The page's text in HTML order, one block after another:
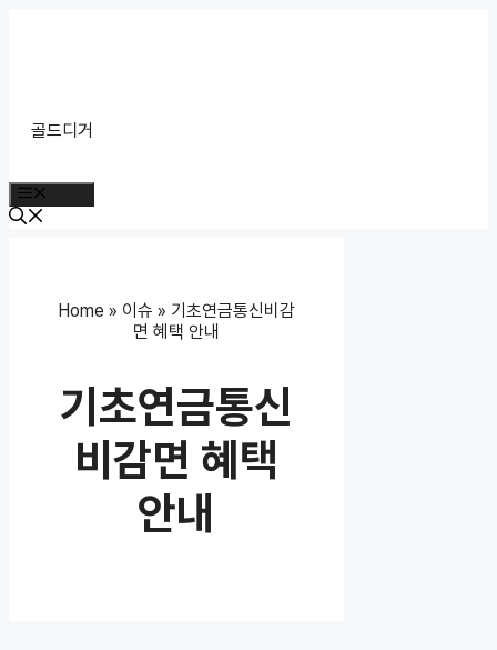
골드디거
Home » 이슈 » 기초연금통신비감
면 혜택 안내
기초연금통신
비감면 혜택
안내